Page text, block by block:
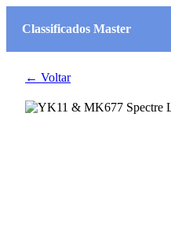
Classificados Master
← Voltar